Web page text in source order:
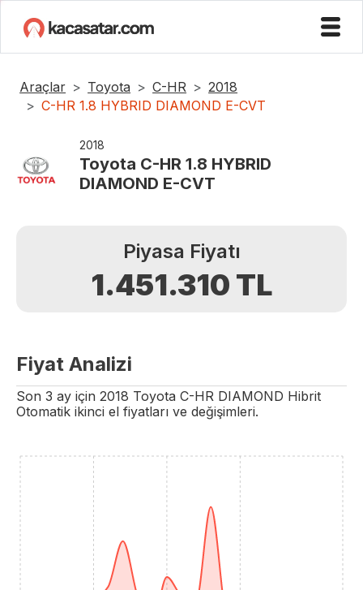
Araçlar Toyota C-HR
2018
C-HR 1.8 HYBRID DIAMOND E-CVT
2018
Toyota C-HR 1.8 HYBRID
DIAMOND E-CVT
Piyasa Fiyatı
1.451.310 TL
Fiyat Analizi
Son 3 ay için 2018 Toyota C-HR DIAMOND Hibrit
Otomatik ikinci el fiyatları ve değişimleri.